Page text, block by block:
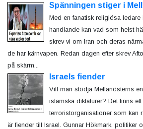
Spänningen stiger i
Med en fanatisk religiösa ledare
handlande kan vad som helst
skrev vi om Iran och deras
de har kärnvapen. Redan dagen efter skrev
på skärm...
Israels fiender
Vill man stödja Mellanösterns
islamska diktaturer? Det finns
terroristorganisationer som kan
är fiender till Israel. Gunnar Hökmark, politiker